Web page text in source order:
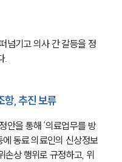
넘기고 의사 간 갈등을 정
.
항, 추진 보류
안을 통해 ‘의료업무를 방
동료 의료인의 신상정보
손상 행위로 규정하고, 위